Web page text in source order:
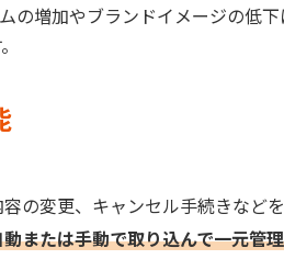
の増加やブランドイメージの低
の変更、キャンセル手続きなどを
または手動で取り込んで一元管